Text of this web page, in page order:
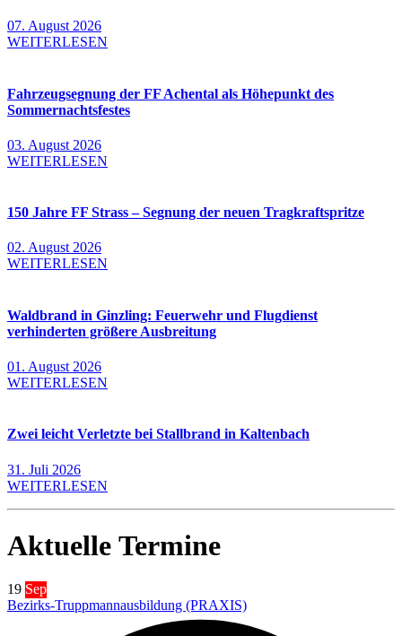
07. August 2026
WEITERLESEN
Fahrzeugsegnung der FF Achental als Höhepunkt des
Sommernachtsfestes
03. August 2026
WEITERLESEN
150 Jahre FF Strass – Segnung der neuen Tragkraftspritze
02. August 2026
WEITERLESEN
Waldbrand in Ginzling: Feuerwehr und Flugdienst
verhinderten größere Ausbreitung
01. August 2026
WEITERLESEN
Zwei leicht Verletzte bei Stallbrand in Kaltenbach
31. Juli 2026
WEITERLESEN
Aktuelle Termine
19 Sep
Bezirks-Truppmannausbildung (PRAXIS)